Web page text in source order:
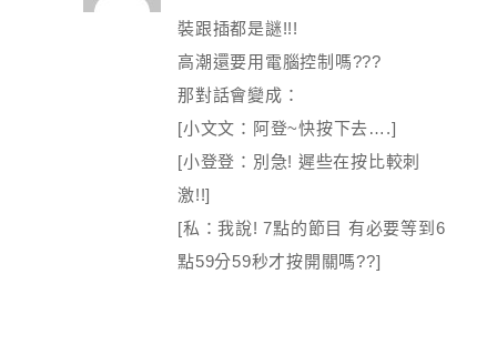
裝跟插都是謎!!!
高潮還要用電腦控制嗎???
那對話會變成：
[小文文：阿登~快按下去….]
[小登登：別急! 遲些在按比較刺
激!!]
[私：我說! 7點的節目 有必要等到6
點59分59秒才按開關嗎??]